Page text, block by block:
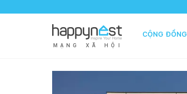
M Ạ N G X Ã H Ộ I
CỘNG ĐỒNG